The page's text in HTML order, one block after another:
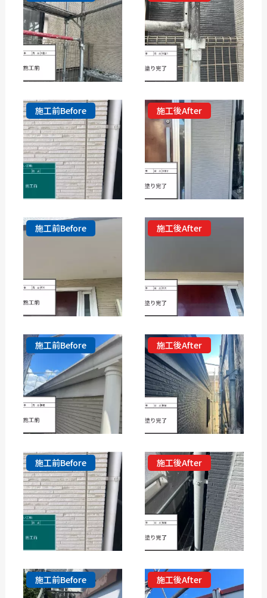
施工前Before 施工後After
施工前Before 施工後After
施工前Before 施工後After
施工前Before 施工後After
施工前Before 施工後After